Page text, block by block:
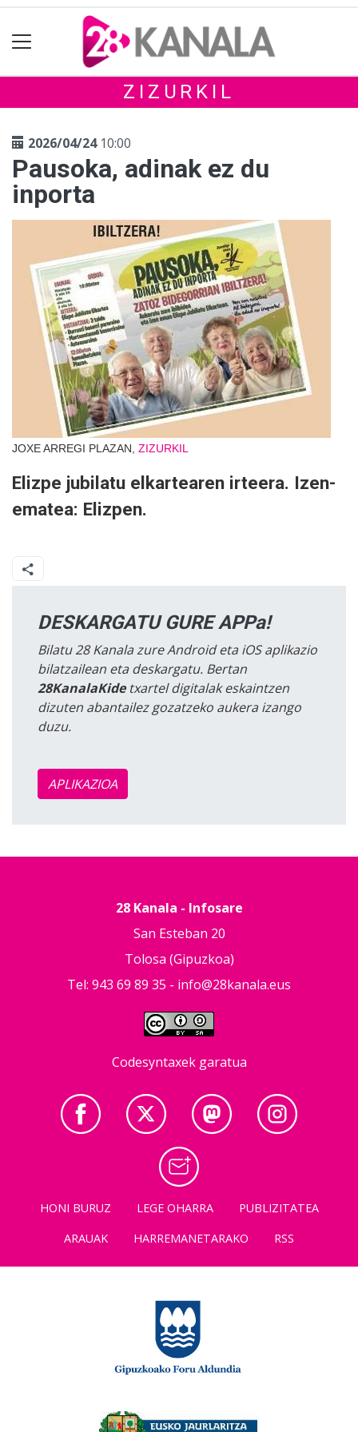
ZIZURKIL
2026/04/2410:00
Pausoka, adinak ez du
inporta
JOXE ARREGI PLAZAN, ZIZURKIL
Elizpe jubilatu elkartearen irteera. Izen-
ematea: Elizpen.
DESKARGATU GURE APPa!
Bilatu 28 Kanala zure Android eta iOS aplikazio
bilatzailean eta deskargatu. Bertan
28KanalaKidetxartel digitalak eskaintzen
dizuten abantailez gozatzeko aukera izango
duzu.
APLIKAZIOA
28 Kanala - Infosare
San Esteban 20
Tolosa (Gipuzkoa)
Tel: 943 69 89 35 - info@28kanala.eus
Codesyntaxek garatua
HONI BURUZ LEGE OHARRA
PUBLIZITATEA
ARAUAK
HARREMANETARAKO RSS